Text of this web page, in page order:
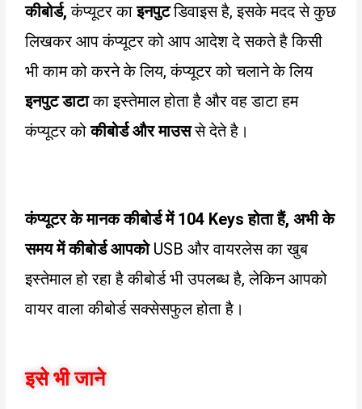
कीबोर्ड, कंप्यूटर काइनपुटडिवाइस है, इसके मदद से कुछ
लिखकर आप कंप्यूटर को आप आदेश दे सकते है किसी
भी काम को करने के लिय, कंप्यूटर को चलाने के लिय
इनपुट डाटाका इस्तेमाल होता है और वह डाटा हम
कंप्यूटर कोकीबोर्ड और माउससे देते है।
कंप्यूटर के मानक कीबोर्ड में104 Keysहोता हैं, अभी के
समय में कीबोर्ड आपको USB और वायरलेस का खुब
इस्तेमाल हो रहा है कीबोर्ड भी उपलब्ध है, लेकिन आपको
वायर वाला कीबोर्ड सक्सेसफुल होता है।
इसे भी जाने